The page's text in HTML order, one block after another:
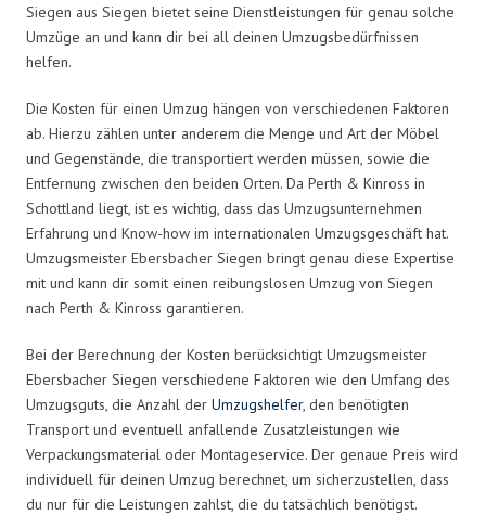
Siegen aus Siegen bietet seine Dienstleistungen für genau solche
Umzüge an und kann dir bei all deinen Umzugsbedürfnissen
helfen.
Die Kosten für einen Umzug hängen von verschiedenen Faktoren
ab. Hierzu zählen unter anderem die Menge und Art der Möbel
und Gegenstände, die transportiert werden müssen, sowie die
Entfernung zwischen den beiden Orten. Da Perth & Kinross in
Schottland liegt, ist es wichtig, dass das Umzugsunternehmen
Erfahrung und Know-how im internationalen Umzugsgeschäft hat.
Umzugsmeister Ebersbacher Siegen bringt genau diese Expertise
mit und kann dir somit einen reibungslosen Umzug von Siegen
nach Perth & Kinross garantieren.
Bei der Berechnung der Kosten berücksichtigt Umzugsmeister
Ebersbacher Siegen verschiedene Faktoren wie den Umfang des
Umzugsguts, die Anzahl der Umzugshelfer, den benötigten
Transport und eventuell anfallende Zusatzleistungen wie
Verpackungsmaterial oder Montageservice. Der genaue Preis wird
individuell für deinen Umzug berechnet, um sicherzustellen, dass
du nur für die Leistungen zahlst, die du tatsächlich benötigst.